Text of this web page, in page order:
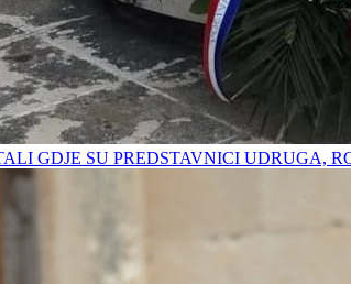
GDJE SU PREDSTAVNICI UDRUGA,